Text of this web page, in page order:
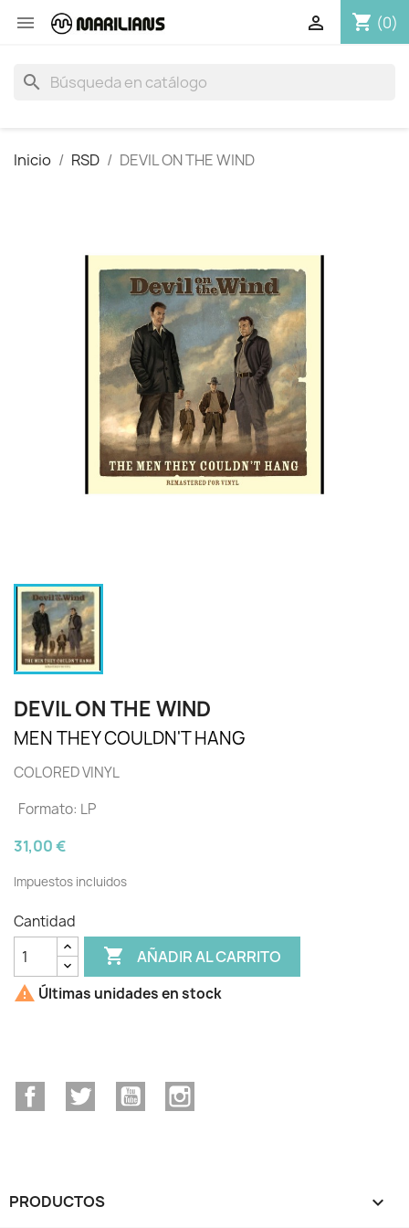
 shopping_cart (0)

search
Inicio RSD DEVIL ON THE WIND
DEVIL ON THE WIND
MEN THEY COULDN'T HANG
COLORED VINYL
Formato: LP
31,00 €
Impuestos incluidos
Cantidad
 AÑADIR AL CARRITO
 Últimas unidades en stock
FacebookTwitter YouTube
PRODUCTOS 